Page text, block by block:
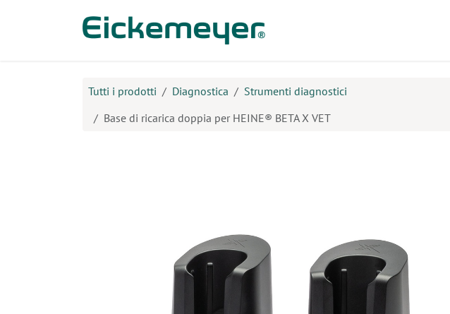
Tutti i prodotti Diagnostica
Strumenti diagnostici
Base di ricarica doppia per HEINE® BETA X VET